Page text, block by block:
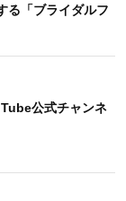
る「ブライダルフ
公式チャンネ